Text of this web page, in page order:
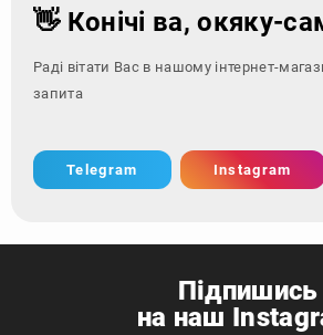
👋 Конічі ва, окяку-
Раді вітати Вас в нашому інтернет-
запитання - зверн
Telegram Instagram
Підпишись
на наш